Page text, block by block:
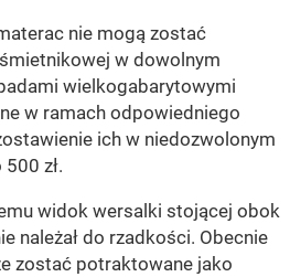
nie mogą zostać
w dowolnym
wielkogabarytowymi
w ramach odpowiedniego
ich w niedozwolonym
zł.
widok wersalki stojącej obok
należał do rzadkości. Obecnie
zostać potraktowane jako